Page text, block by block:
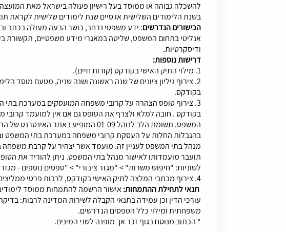
להשכלה גבוהה או ממוסד בעל רישיון פעולה בישראל מאת
בשנת הלימודים השלישית או סיים שנת לימודים שלישית לקראת
הכישורים הנדרשים: ידע משפטי נרחב, כושר הבעה מעולה בכתב
אנליטי בתחום המשפט, שליטה במאגרי מידע משפטיים, תקשורת
ודיסקרטיות.
דרישות נוספות:
1. מילוי התיק האישי בקודקס (קורות חיים).
2. צירוף גיליון ציונים של שנה ראשונה ושנה שניה, מטעם מוסד
בקודקס.
3. צירוף טופס הצהרה על קרובי משפחה המועסקים במערכת בתי
בקודקס . חובה למלא ולצרף את הטופס גם אם אין למועמד
המשפט. תשומת הלב לנוהל 01-09 המופיע באתר
בהגבלות החלות על העסקת קרובי משפחה במערכת בתי המשפט
מנהל בתי המשפט לעניין זה. מועמד אשר יצהיר על קרבת
תועבר מועמדותו לאישור מנהל בתי המשפט. ניתן להוריד את
לשוניות: "חיפוש משרות" > "מגזר ציבורי" > "טפסים נוספים - מגזר
4. צירוף מכתבי המלצה לתיק האישי בקודקס, לרבות פרטי ממליצים ודרכי התקשרות עימם.
תנאי לתחילת ההתמחות:אישור הרשמה להתמחות ממוסד
עורכי הדין וכן עמידה בתנאי הקבלה לשירות המדינה לרבות:
משפחתית ומילוי כלל הטפסים הנדרשים.
* הכתוב מנוסח בגוף זכר אך מופנה לשני המינים.